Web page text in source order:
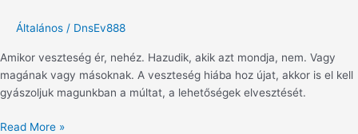
Általános / DnsEv888
Amikor veszteség ér, nehéz. Hazudik, akik azt mondja, nem. Vagy
magának vagy másoknak. A veszteség hiába hoz újat, akkor is el kell
gyászoljuk magunkban a múltat, a lehetőségek elvesztését.
Read More »